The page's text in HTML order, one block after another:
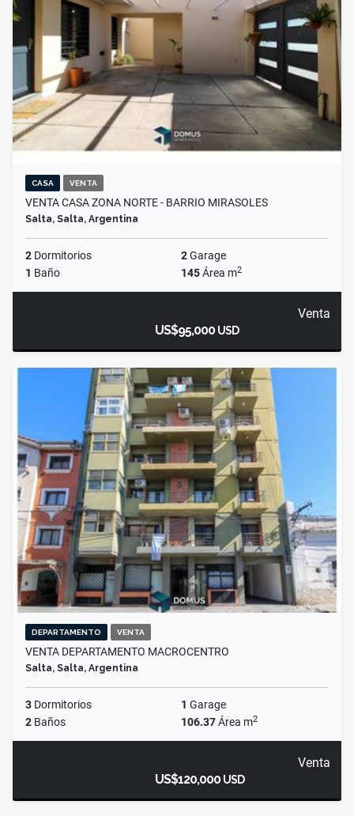
CASA VENTA
VENTA CASA ZONA NORTE - BARRIO MIRASOLES
Salta, Salta, Argentina
2 Dormitorios 2Garage
1 Baño 145Área m2
Venta
US$95,000USD
DEPARTAMENTO VENTA
VENTA DEPARTAMENTO MACROCENTRO
Salta, Salta, Argentina
3 Dormitorios 1 Garage
2 Baños 106.37Área m2
Venta
US$120,000USD